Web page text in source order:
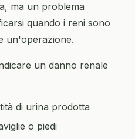
ma un problema
quando i reni sono
un'operazione.
un danno renale
di urina prodotta
o piedi